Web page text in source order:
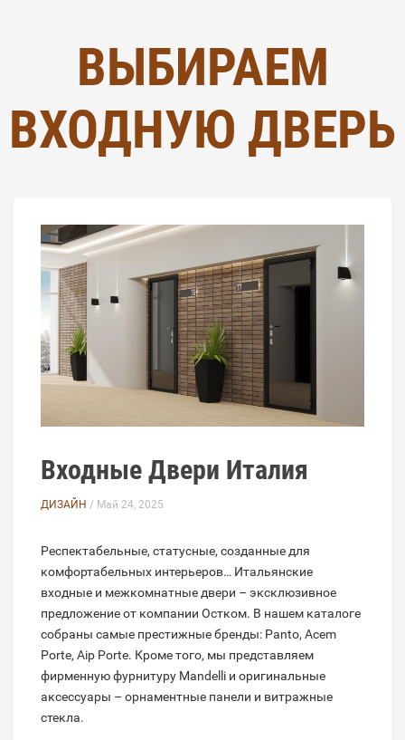
ВЫБИРАЕМ
ВХОДНУЮ ДВЕРЬ
Входные Двери Италия
ДИЗАЙН / Май 24, 2025
Респектабельные, статусные, созданные для
комфортабельных интерьеров… Итальянские
входные и межкомнатные двери – эксклюзивное
предложение от компании Остком. В нашем каталоге
собраны самые престижные бренды: Panto, Acem
Porte, Aip Porte. Кроме того, мы представляем
фирменную фурнитуру Mandelli и оригинальные
аксессуары – орнаментные панели и витражные
стекла.